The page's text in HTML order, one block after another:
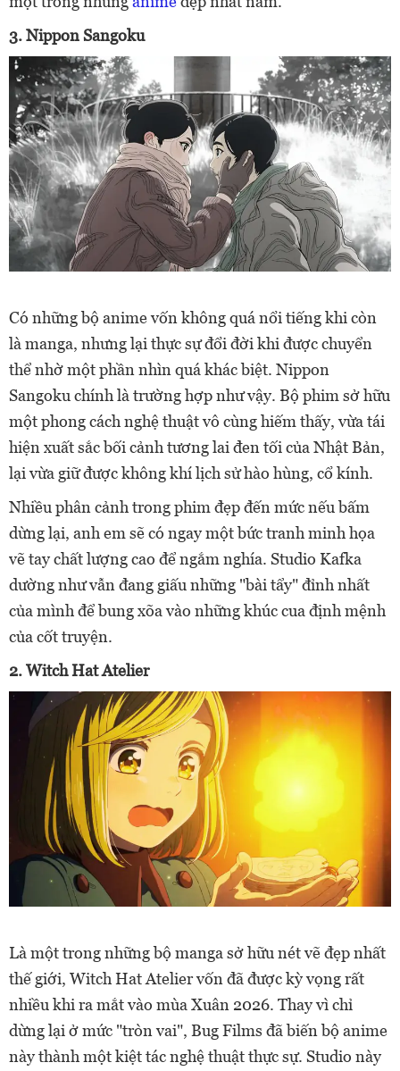
3. Nippon Sangoku
Có những bộ anime vốn không quá nổi tiếng khi còn
là manga, nhưng lại thực sự đổi đời khi được chuyển
thể nhờ một phần nhìn quá khác biệt. Nippon
Sangoku chính là trường hợp như vậy. Bộ phim sở hữu
một phong cách nghệ thuật vô cùng hiếm thấy, vừa tái
hiện xuất sắc bối cảnh tương lai đen tối của Nhật Bản,
lại vừa giữ được không khí lịch sử hào hùng, cổ kính.
Nhiều phân cảnh trong phim đẹp đến mức nếu bấm
dừng lại, anh em sẽ có ngay một bức tranh minh họa
vẽ tay chất lượng cao để ngắm nghía. Studio Kafka
dường như vẫn đang giấu những "bài tẩy" đỉnh nhất
của mình để bung xõa vào những khúc cua định mệnh
của cốt truyện.
2. Witch Hat Atelier
Là một trong những bộ manga sở hữu nét vẽ đẹp nhất
thế giới, Witch Hat Atelier vốn đã được kỳ vọng rất
nhiều khi ra mắt vào mùa Xuân 2026. Thay vì chỉ
dừng lại ở mức "tròn vai", Bug Films đã biến bộ anime
này thành một kiệt tác nghệ thuật thực sự. Studio này